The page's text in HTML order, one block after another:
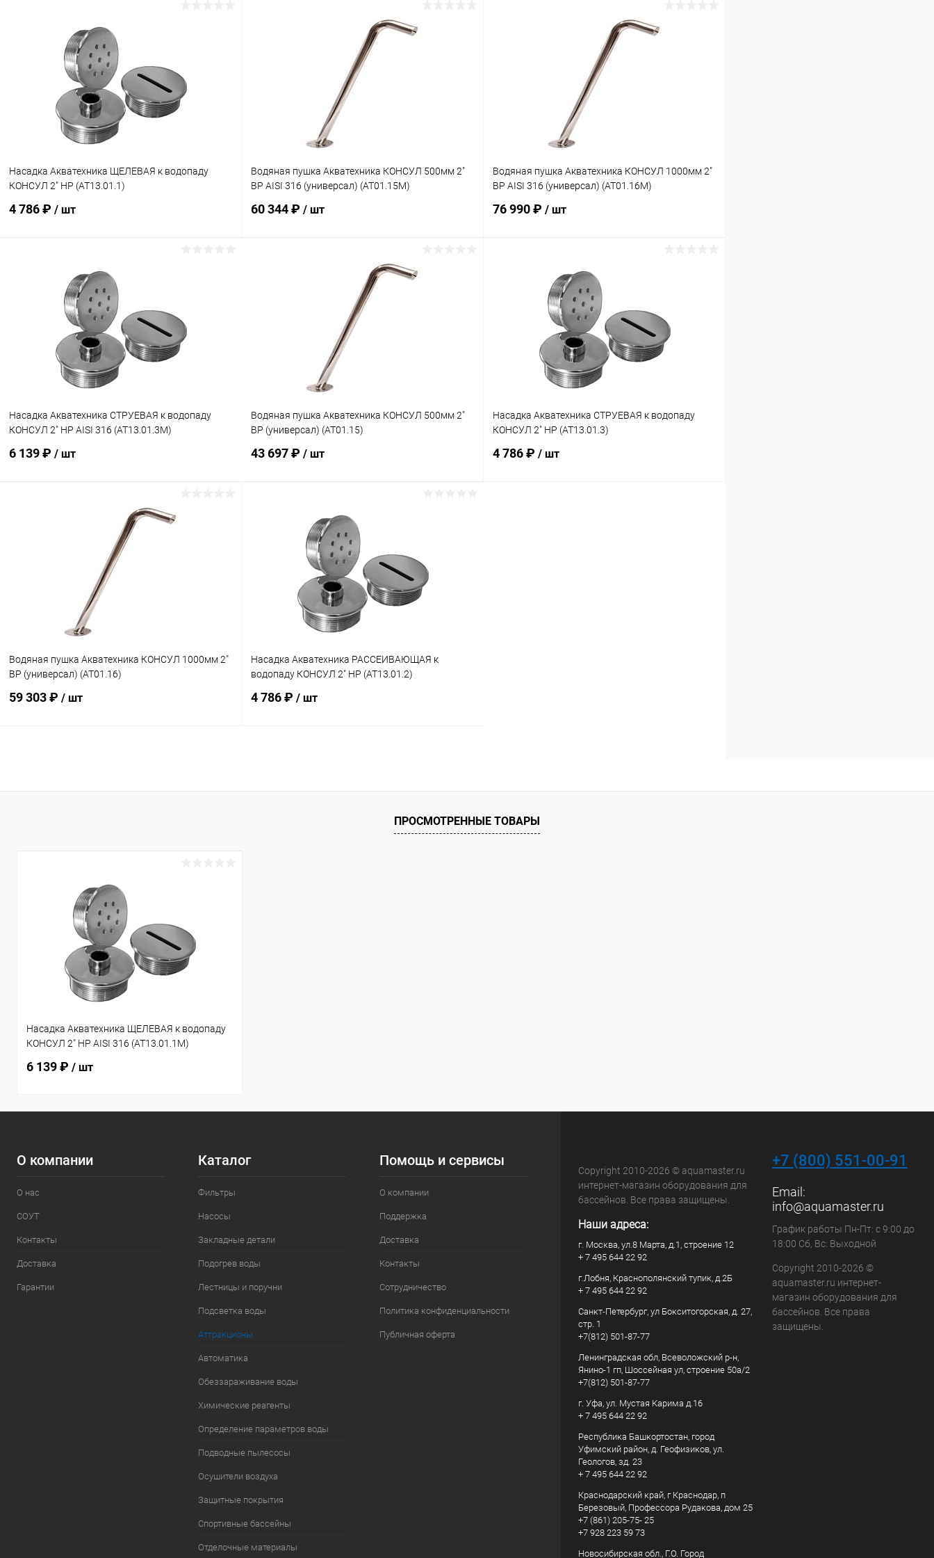
Насадка Акватехника ЩЕЛЕВАЯ к водопаду
КОНСУЛ 2" НР (AT13.01.1)
4 786 ₽ / шт
В избранное
К сравнению Под заказ
Водяная пушка Акватехника КОНСУЛ 500мм 2"
ВР AISI 316 (универсал) (AT01.15M)
60 344 ₽ / шт
В корзину
Водяная пушка Акватехника КОНСУЛ 1000мм 2"
ВР AISI 316 (универсал) (AT01.16M)
76 990 ₽ / шт
В избранное
К сравнению Под заказ
Насадка Акватехника СТРУЕВАЯ к водопаду
КОНСУЛ 2" НР AISI 316 (AT13.01.3M)
6 139 ₽ / шт
В корзину
Водяная пушка Акватехника КОНСУЛ 500мм 2"
ВР (универсал) (AT01.15)
43 697 ₽ / шт
В избранное
К сравнению Под заказ
Насадка Акватехника СТРУЕВАЯ к водопаду
КОНСУЛ 2" НР (AT13.01.3)
4 786 ₽ / шт
Водяная пушка Акватехника КОНСУЛ 1000мм 2"
ВР (универсал) (AT01.16)
59 303 ₽ / шт
В избранное
Насадка Акватехника РАССЕИВАЮЩАЯ к
водопаду КОНСУЛ 2" НР (AT13.01.2)
4 786 ₽ / шт
В избранное
Под заказ
ПРОСМОТРЕННЫЕ ТОВАРЫ
Насадка Акватехника ЩЕЛЕВАЯ к водопаду
КОНСУЛ 2" НР AISI 316 (AT13.01.1M)
6 139 ₽ / шт
О компании
О нас
СОУТ
Контакты
Доставка
Гарантии
Каталог
Фильтры
Насосы
Закладные детали
Подогрев воды
Лестницы и поручни
Подсветка воды
Аттракционы
Автоматика
Обеззараживание воды
Химические реагенты
Определение параметров воды
Подводные пылесосы
Осушители воздуха
Защитные покрытия
Спортивные бассейны
Отделочные материалы
Помощь и сервисы
О компании
Поддержка
Доставка
Контакты
Сотрудничество
Политика конфиденциальности
Публичная оферта
Copyright 2010-2026 © aquamaster.ru
интернет-магазин оборудования для
бассейнов. Все права защищены.
Наши адреса:
г. Москва, ул.8 Марта, д.1, строение 12
+ 7 495 644 22 92
г.Лобня, Краснополянский тупик, д.2Б
+ 7 495 644 22 92
Санкт-Петербург, ул Бокситогорская, д. 27,
стр. 1
+7(812) 501-87-77
Ленинградская обл, Всеволожский р-н,
Янино-1 гп, Шоссейная ул, строение 50а/2
+7(812) 501-87-77
г. Уфа, ул. Мустая Карима д.16
+ 7 495 644 22 92
Республика Башкортостан, город
Уфимский район, д. Геофизиков, ул.
Геологов, зд. 23
+ 7 495 644 22 92
Краснодарский край, г Краснодар, п
Березовый, Профессора Рудакова, дом 25
+7 (861) 205-75- 25
+7 928 223 59 73
Новосибирская обл., Г.О. Город
+7 (800) 551-00-91
Email:
info@aquamaster.ru
График работы Пн-Пт: с 9:00 до
18:00 Сб, Вс: Выходной
Copyright 2010-2026 ©
aquamaster.ru интернет-
магазин оборудования для
бассейнов. Все права
защищены.